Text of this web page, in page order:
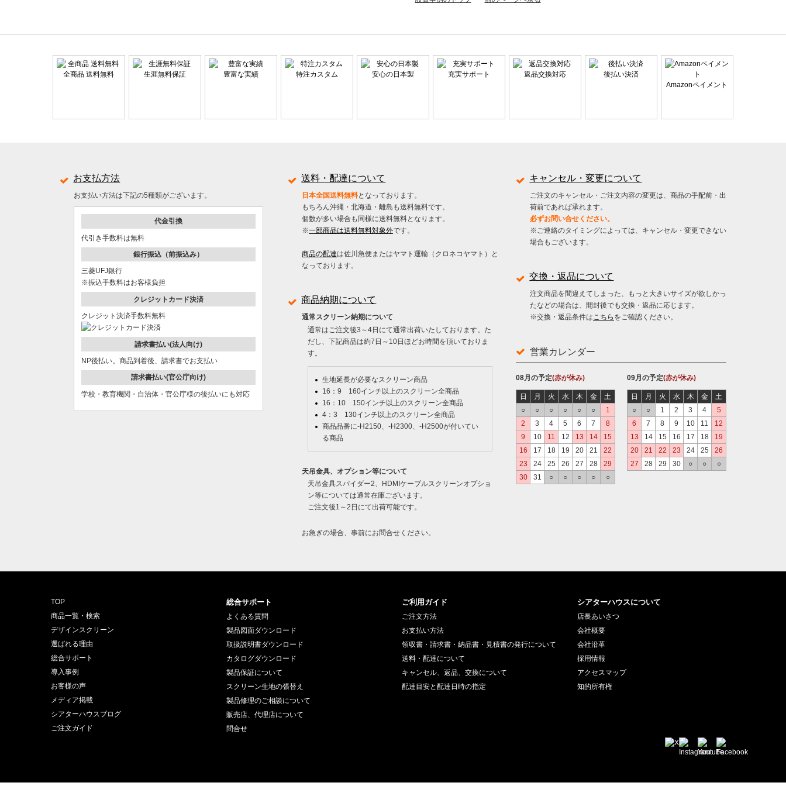
全商品 送料無料 生涯無料保証 豊富な実績 特注カスタム 安心の日本製 充実サポート 返品交換対応
後払い決済
Amazonペイメント
お支払方法
お支払い方法は下記の5種類がございます。
代金引換
代引き手数料は無料
銀行振込（前振込み）
三菱UFJ銀行
※振込手数料はお客様負担
クレジットカード決済
クレジット決済手数料無料
請求書払い(法人向け)
NP後払い。商品到着後、請求書でお支払い
請求書払い(官公庁向け)
学校・教育機関・自治体・官公庁様の後払いにも対応
送料・配達について
日本全国送料無料となっております。
もちろん沖縄・北海道・離島も送料無料です。
個数が多い場合も同様に送料無料となります。
※一部商品は送料無料対象外です。
商品の配達は佐川急便またはヤマト運輸（クロネコヤマト）と
なっております。
商品納期について
通常スクリーン納期について
通常はご注文後3～4日にて通常出荷いたしております。た
だし、下記商品は約7日～10日ほどお時間を頂いておりま
す。
生地延長が必要なスクリーン商品
16：9 160インチ以上のスクリーン全商品
16：10 150インチ以上のスクリーン全商品
4：3 130インチ以上のスクリーン全商品
商品品番に-H2150、-H2300、-H2500が付いてい
る商品
天吊金具、オプション等について
天吊金具スパイダー2、HDMIケーブルスクリーンオプショ
ン等については通常在庫ございます。
ご注文後1～2日にて出荷可能です。
お急ぎの場合、事前にお問合せください。
キャンセル・変更について
ご注文のキャンセル・ご注文内容の変更は、商品の手配前・出
荷前であれば承れます。
必ずお問い合せください。
※ご連絡のタイミングによっては、キャンセル・変更できない
場合もございます。
交換・返品について
注文商品を間違えてしまった、もっと大きいサイズが欲しかっ
たなどの場合は、開封後でも交換・返品に応じます。
※交換・返品条件はこちら をご確認ください。
営業カレンダー
08月の予定(赤が休み)
日 月 火 水 木 金
土
○
○ ○ ○ ○ ○
1
2
3 4 5 6 7
8
9
10 11 12 13 14
15
16
17 18 19 20 21
22
23
24 25 26 27 28
29
30
31 ○ ○ ○ ○ ○
09月の予定(赤が休み)
日 月 火 水 木 金
土
○
○ 1 2 3 4
5
6
7 8 9 10 11
12
13
14 15 16 17 18
19
20
21 22 23 24 25
26
27
28 29 30 ○ ○ ○
TOP
商品一覧・検索
デザインスクリーン
選ばれる理由
総合サポート
導入事例
お客様の声
メディア掲載
シアターハウスブログ
ご注文ガイド
総合サポート
よくある質問
製品図面ダウンロード
取扱説明書ダウンロード
カタログダウンロード
製品保証について
スクリーン生地の張替え
製品修理のご相談について
販売店、代理店について
問合せ
ご利用ガイド
ご注文方法
お支払い方法
領収書・請求書・納品書・見積書の発行について
送料・配達について
キャンセル、返品、交換について
配達目安と配達日時の指定
シアターハウスについて
店長あいさつ
会社概要
会社沿革
採用情報
アクセスマップ
知的所有権